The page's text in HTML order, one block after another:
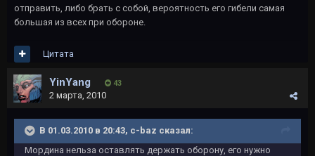
отправить, либо брать с собой, вероятность его гибели самая
большая из всех при обороне.
Цитата
YinYang 43
2 марта, 2010
В 01.03.2010 в 20:43, c-baz сказал:
Мордина нельза оставлять держать оборону, его нужно